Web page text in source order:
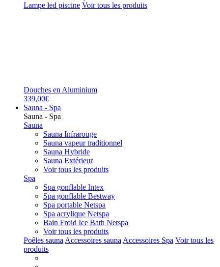
Lampe led piscine Voir tous les produits
Douches en Aluminium
339,00€
Sauna - Spa
Sauna - Spa
Sauna
Sauna Infrarouge
Sauna vapeur traditionnel
Sauna Hybride
Sauna Extérieur
Voir tous les produits
Spa
Spa gonflable Intex
Spa gonflable Bestway
Spa portable Netspa
Spa acrylique Netspa
Bain Froid Ice Bath Netspa
Voir tous les produits
Poêles sauna Accessoires sauna Accessoires Spa Voir tous les
produits